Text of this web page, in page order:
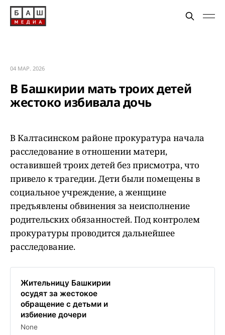
04 МАР. 2026
В Башкирии мать троих детей
жестоко избивала дочь
В Калтасинском районе прокуратура начала
расследование в отношении матери,
оставившей троих детей без присмотра, что
привело к трагедии. Дети были помещены в
социальное учреждение, а женщине
предъявлены обвинения за неисполнение
родительских обязанностей. Под контролем
прокуратуры проводится дальнейшее
расследование.
Жительницу Башкирии
осудят за жестокое
обращение с детьми и
избиение дочери
None